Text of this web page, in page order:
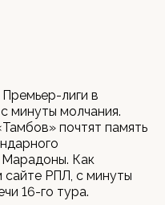
лиги в
минуты молчания.
почтят память
Марадоны. Как
РПЛ, с минуты
16-го тура.